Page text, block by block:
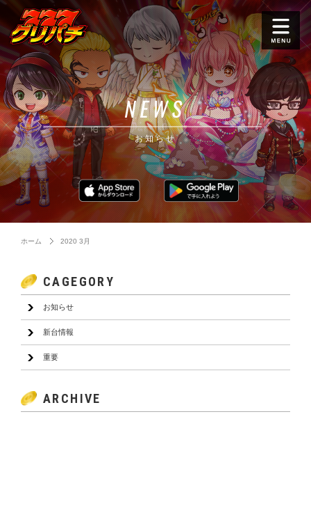
NEWS
お知らせ
ホーム 2020 3月
CAGEGORY
お知らせ
新台情報
重要
ARCHIVE